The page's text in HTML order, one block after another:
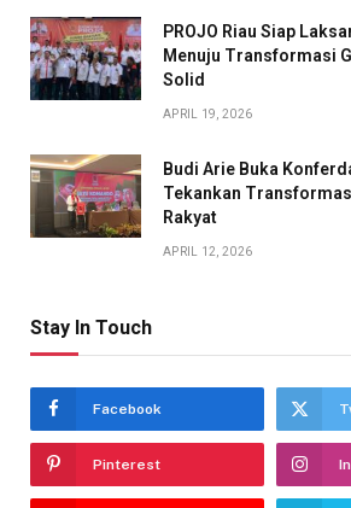
PROJO Riau Siap
Menuju Transformasi
Solid
APRIL 19, 2026
Budi Arie Buka
Tekankan
Rakyat
APRIL 12, 2026
Stay In Touch
Facebook
Pinterest